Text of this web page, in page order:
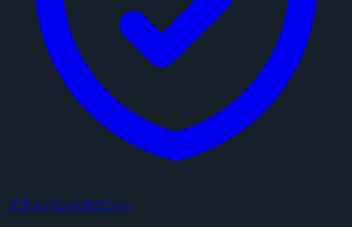
プライバシーポリシー